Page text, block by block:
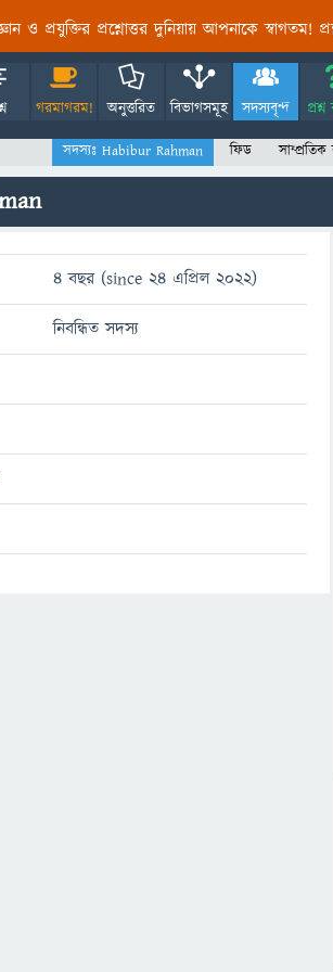
ও প্রযুক্তির প্রশ্নোত্তর দুনিয়ায় আপনাকে স্বাগতম!
গরমাগরম! অনুত্তরিত বিভাগসমূহ সদস্যবৃন্দ
সদস্যঃ Habibur Rahman ফিড সাম্প্রতিক
4 বছর (since 24 এপ্রিল 2022)
নিবন্ধিত সদস্য